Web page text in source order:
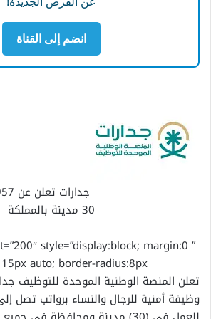
انضم إلى القناة
30 مدينة بالمملكة
style=”display:block; margin:0
auto; border-radius:8px;” />